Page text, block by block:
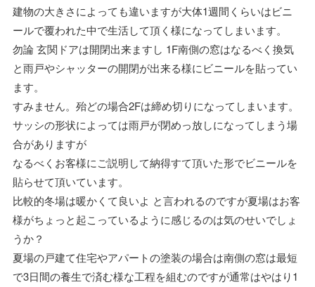
建物の大きさによっても違いますが大体1週間くらいはビニ
ールで覆われた中で生活して頂く様になってしまいます。
勿論 玄関ドアは開閉出来ますし 1F南側の窓はなるべく換気
と雨戸やシャッターの開閉が出来る様にビニールを貼ってい
ます。
すみません。殆どの場合2Fは締め切りになってしまいます。
サッシの形状によっては雨戸が閉めっ放しになってしまう場
合がありますが
なるべくお客様にご説明して納得すて頂いた形でビニールを
貼らせて頂いています。
比較的冬場は暖かくて良いよ と言われるのですが夏場はお客
様がちょっと起こっているように感じるのは気のせいでしょ
うか？
夏場の戸建て住宅やアパートの塗装の場合は南側の窓は最短
で3日間の養生で済む様な工程を組むのですが通常はやはり1